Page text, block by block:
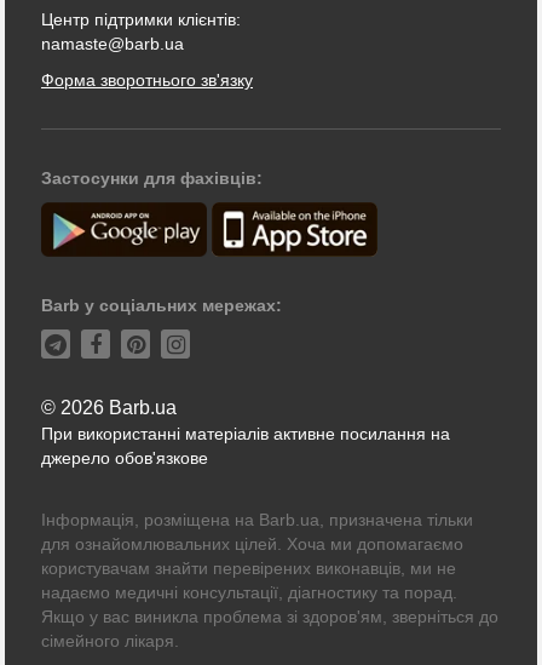
Центр підтримки клієнтів:
namaste@barb.ua
Форма зворотнього зв'язку
Застосунки для фахівців:
Barb у соціальних мережах:
© 2026 Barb.ua
При використанні матеріалів активне посилання на
джерело обов'язкове
Інформація, розміщена на Barb.ua, призначена тільки
для ознайомлювальних цілей. Хоча ми допомагаємо
користувачам знайти перевірених виконавців, ми не
надаємо медичні консультації, діагностику та порад.
Якщо у вас виникла проблема зі здоров'ям, зверніться до
сімейного лікаря.